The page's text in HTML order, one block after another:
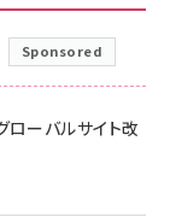
Sponsored
ーバルサイト改